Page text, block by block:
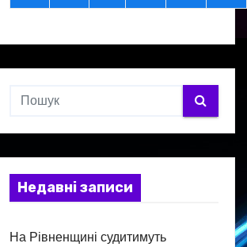
Недавні записи
На Рівненщині судитимуть